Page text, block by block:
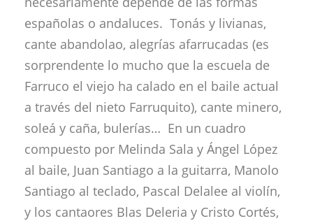
españolas o andaluces. Tonás y livianas,
cante abandolao, alegrías afarrucadas (es
sorprendente lo mucho que la escuela de
Farruco el viejo ha calado en el baile actual
a través del nieto Farruquito), cante minero,
soleá y caña, bulerías… En un cuadro
compuesto por Melinda Sala y Ángel López
al baile, Juan Santiago a la guitarra, Manolo
Santiago al teclado, Pascal Delalee al violín,
y los cantaores Blas Deleria y Cristo Cortés,